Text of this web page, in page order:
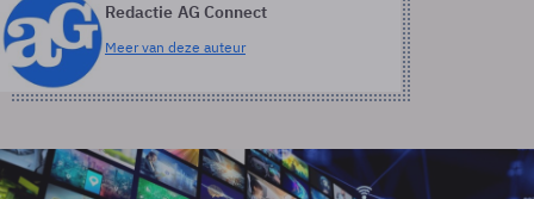
Redactie AG Connect
Meer van deze auteur